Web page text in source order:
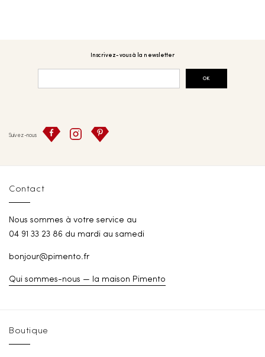
Inscrivez-vous à la newsletter
OK
Suivez-nous
Contact
Nous sommes à votre service au
04 91 33 23 86 du mardi au samedi
bonjour@pimento.fr
Qui sommes-nous — la maison Pimento
Boutique